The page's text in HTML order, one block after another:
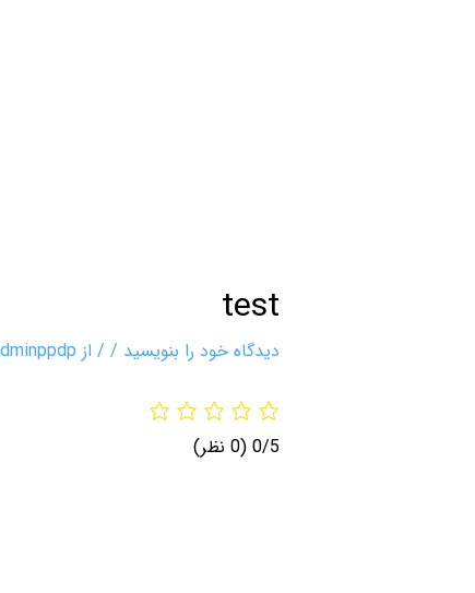
test
دیدگاه‌ خود را بنویسید / / از
0/5 (0 نظر)